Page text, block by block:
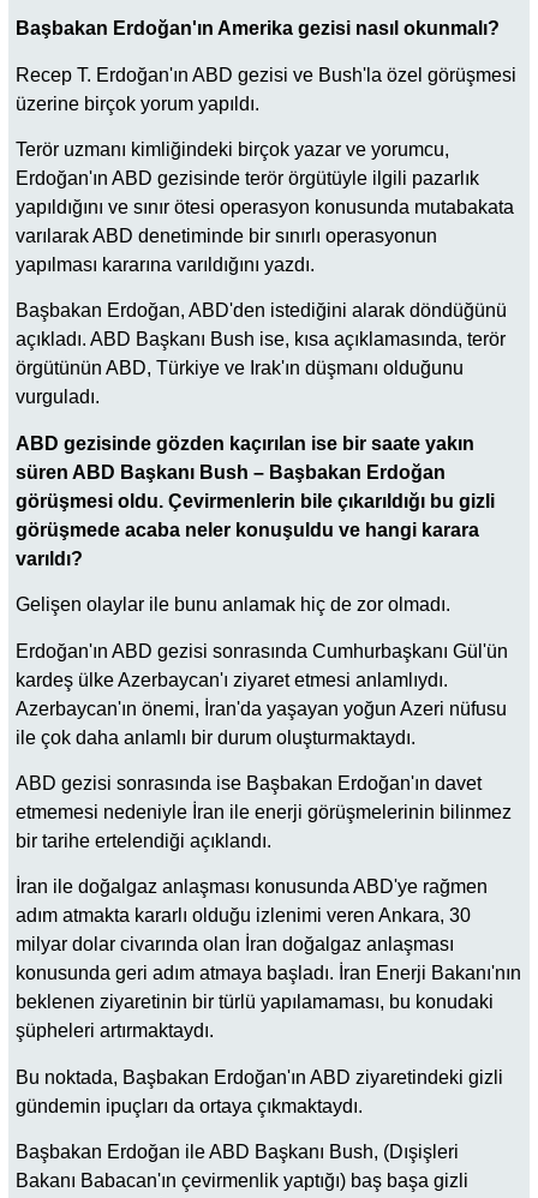
Başbakan Erdoğan'ın Amerika gezisi nasıl okunmalı?
Recep T. Erdoğan'ın ABD gezisi ve Bush'la özel görüşmesi
üzerine birçok yorum yapıldı.
Terör uzmanı kimliğindeki birçok yazar ve yorumcu,
Erdoğan'ın ABD gezisinde terör örgütüyle ilgili pazarlık
yapıldığını ve sınır ötesi operasyon konusunda mutabakata
varılarak ABD denetiminde bir sınırlı operasyonun
yapılması kararına varıldığını yazdı.
Başbakan Erdoğan, ABD'den istediğini alarak döndüğünü
açıkladı. ABD Başkanı Bush ise, kısa açıklamasında, terör
örgütünün ABD, Türkiye ve Irak'ın düşmanı olduğunu
vurguladı.
ABD gezisinde gözden kaçırılan ise bir saate yakın
süren ABD Başkanı Bush – Başbakan Erdoğan
görüşmesi oldu. Çevirmenlerin bile çıkarıldığı bu gizli
görüşmede acaba neler konuşuldu ve hangi karara
varıldı?
Gelişen olaylar ile bunu anlamak hiç de zor olmadı.
Erdoğan'ın ABD gezisi sonrasında Cumhurbaşkanı Gül'ün
kardeş ülke Azerbaycan'ı ziyaret etmesi anlamlıydı.
Azerbaycan'ın önemi, İran'da yaşayan yoğun Azeri nüfusu
ile çok daha anlamlı bir durum oluşturmaktaydı.
ABD gezisi sonrasında ise Başbakan Erdoğan'ın davet
etmemesi nedeniyle İran ile enerji görüşmelerinin bilinmez
bir tarihe ertelendiği açıklandı.
İran ile doğalgaz anlaşması konusunda ABD'ye rağmen
adım atmakta kararlı olduğu izlenimi veren Ankara, 30
milyar dolar civarında olan İran doğalgaz anlaşması
konusunda geri adım atmaya başladı. İran Enerji Bakanı'nın
beklenen ziyaretinin bir türlü yapılamaması, bu konudaki
şüpheleri artırmaktaydı.
Bu noktada, Başbakan Erdoğan'ın ABD ziyaretindeki gizli
gündemin ipuçları da ortaya çıkmaktaydı.
Başbakan Erdoğan ile ABD Başkanı Bush, (Dışişleri
Bakanı Babacan'ın çevirmenlik yaptığı) baş başa gizli